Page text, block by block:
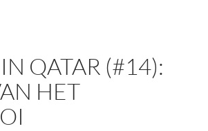
QATAR (#14):
HET